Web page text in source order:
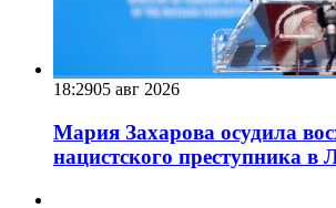
18:2905 авг 2026
Мария Захарова осудила
нацистского преступника в